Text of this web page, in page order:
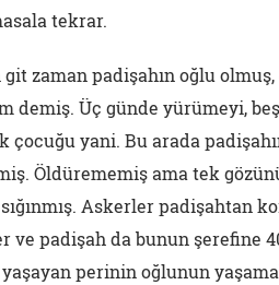
tekrar.
git zaman padişahın oğlu
demiş. Üç günde yürümeyi,
çocuğu yani. Bu arada
Öldürememiş ama tek
Askerler
ve padişah da bunun şerefine
perinin oğlunun